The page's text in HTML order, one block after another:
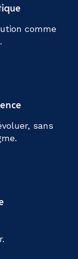
comme
sans